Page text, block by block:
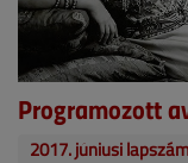
Programozott
2017. júniusi lapszám